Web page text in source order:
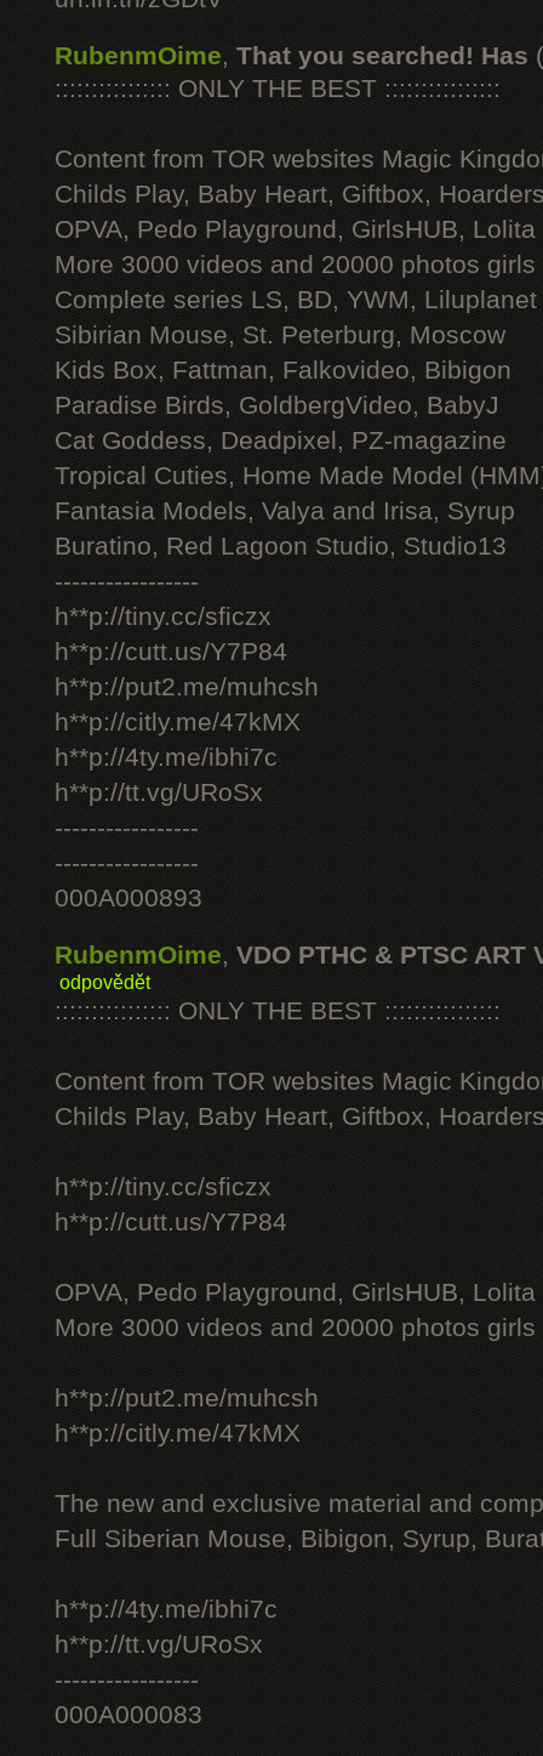
RubenmOime, That you searched! Has
:::::::::::::::: ONLY THE BEST ::::::::::::::::
Content from TOR websites Magic
Childs Play, Baby Heart, Giftbox,
OPVA, Pedo Playground, GirlsHUB, Lolita
More 3000 videos and 20000 photos
Complete series LS, BD, YWM, Liluplanet
Sibirian Mouse, St. Peterburg, Moscow
Kids Box, Fattman, Falkovideo, Bibigon
Paradise Birds, GoldbergVideo, BabyJ
Cat Goddess, Deadpixel, PZ-magazine
Tropical Cuties, Home Made Model
Fantasia Models, Valya and Irisa, Syrup
Buratino, Red Lagoon Studio, Studio13
-----------------
h**p://tiny.cc/sficzx
h**p://cutt.us/Y7P84
h**p://put2.me/muhcsh
h**p://citly.me/47kMX
h**p://4ty.me/ibhi7c
h**p://tt.vg/URoSx
-----------------
-----------------
000A000893
RubenmOime, VDO PTHC & PTSC ART
odpovědět
:::::::::::::::: ONLY THE BEST ::::::::::::::::
Content from TOR websites Magic
Childs Play, Baby Heart, Giftbox,
h**p://tiny.cc/sficzx
h**p://cutt.us/Y7P84
OPVA, Pedo Playground, GirlsHUB, Lolita
More 3000 videos and 20000 photos
h**p://put2.me/muhcsh
h**p://citly.me/47kMX
The new and exclusive material and
Full Siberian Mouse, Bibigon, Syrup,
h**p://4ty.me/ibhi7c
h**p://tt.vg/URoSx
-----------------
000A000083